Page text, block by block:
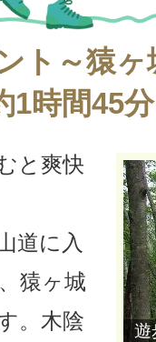
ト～猿ヶ
1時間45
遊
と爽快
道に入
猿ヶ城
。木陰